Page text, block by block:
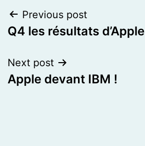
Post
navigation
Previous post
Q4 les résultats d’Apple
Next post
Apple devant IBM !